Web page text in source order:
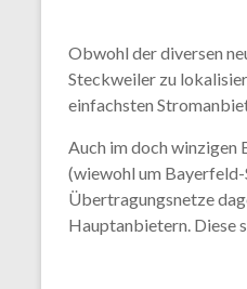
Obwohl der diversen
Steckweiler zu
einfachsten
Auch im doch winzigen
(wiewohl um Bayerfeld-
Übertragungsnetze
Hauptanbietern. Diese